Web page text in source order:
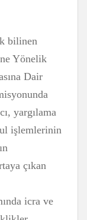
bilinen
Yönelik
Dair
yargılama
işlemlerinin
çıkan
icra ve